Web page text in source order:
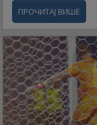
ПРОЧИТАЈ ВИШЕ